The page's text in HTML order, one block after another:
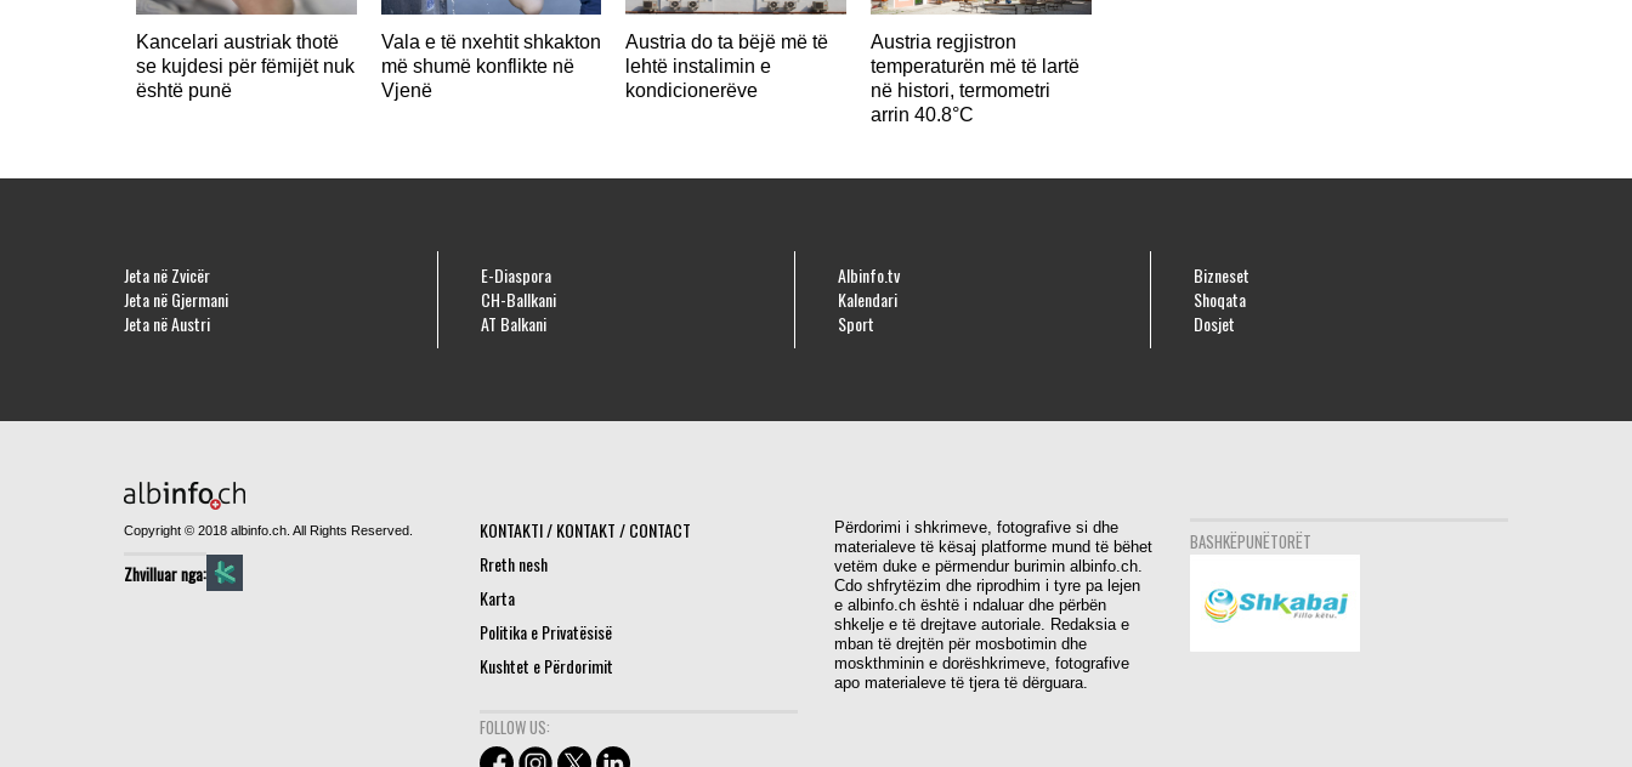
Kancelari austriak thotë
se kujdesi për fëmijët nuk
është punë
Vala e të nxehtit shkakton
më shumë konflikte në
Vjenë
Austria do ta bëjë më të
lehtë instalimin e
kondicionerëve
Austria regjistron
temperaturën më të lartë
në histori, termometri
arrin 40.8°C
Jeta në Zvicër
Jeta në Gjermani
Jeta në Austri
E-Diaspora
CH-Ballkani
AT Balkani
Albinfo.tv
Kalendari
Sport
Bizneset
Shoqata
Dosjet
Copyright © 2018 albinfo.ch. All Rights Reserved.
Zhvilluar nga:
KONTAKTI / KONTAKT / CONTACT
Rreth nesh
Karta
Politika e Privatësisë
Kushtet e Përdorimit
FOLLOW US:
Përdorimi i shkrimeve, fotografive si dhe
materialeve të kësaj platforme mund të bëhet
vetëm duke e përmendur burimin albinfo.ch.
Cdo shfrytëzim dhe riprodhim i tyre pa lejen
e albinfo.ch është i ndaluar dhe përbën
shkelje e të drejtave autoriale. Redaksia e
mban të drejtën për mosbotimin dhe
moskthminin e dorëshkrimeve, fotografive
apo materialeve të tjera të dërguara.
BASHKËPUNËTORËT